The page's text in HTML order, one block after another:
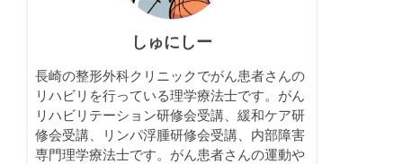
しゅにしー
長崎の整形外科クリニックでがん患者さんの
リハビリを行っている理学療法士です。がん
リハビリテーション研修会受講、緩和ケア研
修会受講、リンパ浮腫研修会受講、内部障害
専門理学療法士です。がん患者さんの運動や